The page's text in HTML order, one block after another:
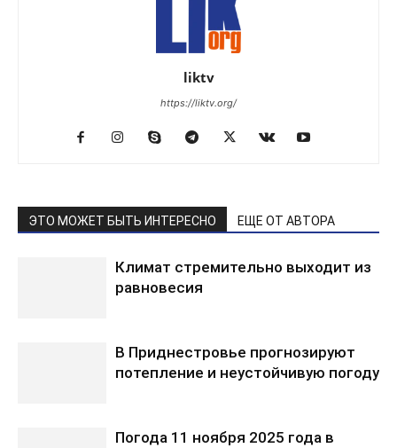
liktv
https://liktv.org/
ЭТО МОЖЕТ БЫТЬ ИНТЕРЕСНО ЕЩЕ ОТ АВТОРА
Климат стремительно выходит из
равновесия
В Приднестровье прогнозируют
потепление и неустойчивую погоду
Погода 11 ноября 2025 года в